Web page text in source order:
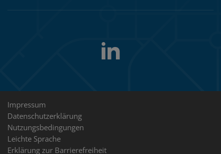
Folgen
uns
LinkedIn
Rechtliche
Hinweise
Impressum
Datenschutzerklärung
Nutzungsbedingungen
Leichte Sprache
Erklärung zur Barrierefreiheit